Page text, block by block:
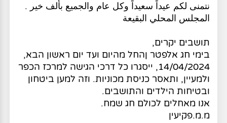
نتمنى لكم عيداً سعيداً وكل عام والجميع بألف خير .
المجلس المحلي البقيعة
תושבים יקרים,
בימי חג אלפטר ןהחל מהיום ועד יום ראשון הבא,
14/04/2024, ייסגרו כל דרכי הגישה למרכז הכפר
ולמעיין, ותאסר כניסת מכוניות. וזה למען ביטחון
ובטיחות הילדים והתושבים.
אנו מאחלים לכולם חג שמח.
מ.מ.פקיעין